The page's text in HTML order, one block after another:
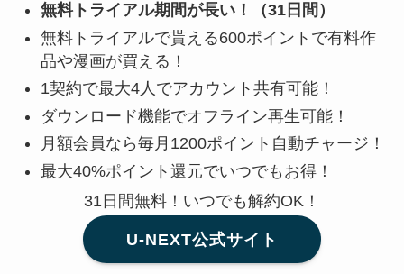
無料トライアル期間が長い！（31日間）
無料トライアルで貰える600ポイントで有料作
品や漫画が買える！
1契約で最大4人でアカウント共有可能！
ダウンロード機能でオフライン再生可能！
月額会員なら毎月1200ポイント自動チャージ！
最大40%ポイント還元でいつでもお得！
31日間無料！いつでも解約OK！
U-NEXT公式サイト